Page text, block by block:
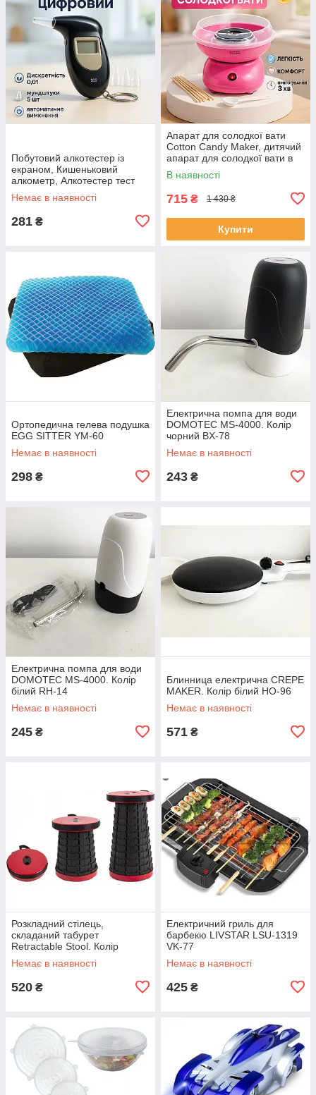
Побутовий алкотестер із
екраном, Кишеньковий
алкометр, Алкотестер тест
Драгер PV-60
Немає в наявності
281 ₴
Апарат для солодкої вати
Cotton Candy Maker, дитячий
апарат для солодкої вати в
домашніх умовах OT-47
В наявності
715 ₴ 1 430 ₴
Купити
Ортопедична гелева подушка
EGG SITTER YM-60
Немає в наявності
298 ₴
Електрична помпа для води
DOMOTEC MS-4000. Колір
чорний BX-78
Немає в наявності
243 ₴
Електрична помпа для води
DOMOTEC MS-4000. Колір
білий RH-14
Немає в наявності
245 ₴
Блинница електрична CREPE
MAKER. Колір білий HO-96
Немає в наявності
571 ₴
Розкладний стілець,
складаний табурет
Retractable Stool. Колір
червоний JY-78
Немає в наявності
520 ₴
Електричний гриль для
барбекю LIVSTAR LSU-1319
VK-77
Немає в наявності
425 ₴